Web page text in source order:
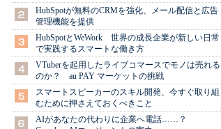
HubSpotが無料のCRMを強化、メール配信と広告
管理機能を提供
HubSpotとWeWork 世界の成長企業が新しい日常
で実践するスマートな働き方
VTuberを起用したライブコマースでモノは売れる
のか？ au PAY マーケットの挑戦
スマートスピーカーのスキル開発、今すぐ取り組
むために押さえておくべきこと
AIがあなたの代わりに企業へ電話……？